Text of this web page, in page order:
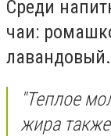
Среди
чаи:
лавандовый.
"Теплое
жира